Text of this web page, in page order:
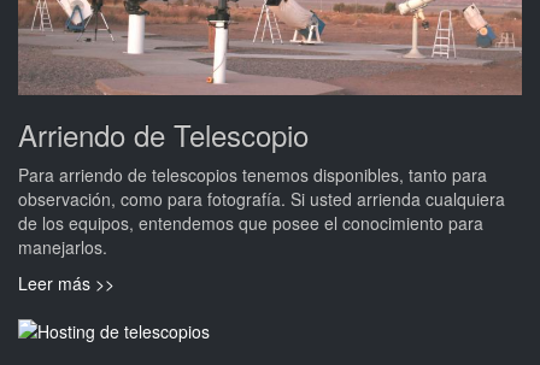
Arriendo de Telescopio
Para arriendo de telescopios tenemos disponibles, tanto para
observación, como para fotografía. Si usted arrienda cualquiera
de los equipos, entendemos que posee el conocimiento para
manejarlos.
Leer más >>